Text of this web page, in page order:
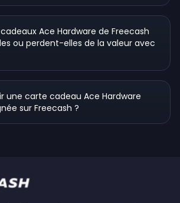
Ace Hardware de Freecash
ou perdent-elles de la valeur avec
une carte cadeau Ace Hardware
sur Freecash ?